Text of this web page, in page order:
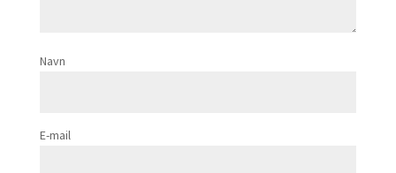
Navn
E-mail